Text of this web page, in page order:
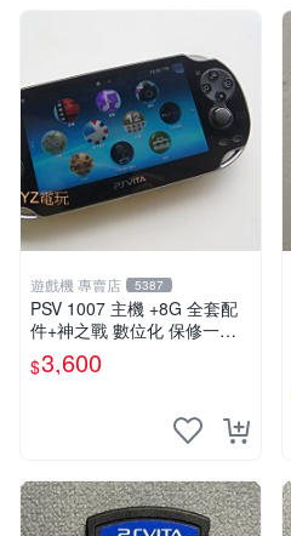
遊戲機 專賣店 5387
PSV 1007 主機 +8G 全套配
件+神之戰 數位化 保修一年
品質有保障 psvita
$3,600